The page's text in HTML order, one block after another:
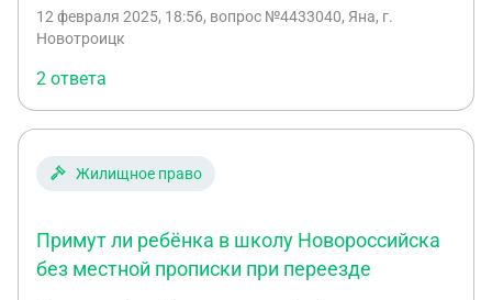
Временную прописку получить трудно, т.к нет
12 февраля 2025, 18:56, вопрос №4433040, Яна, г.
Новотроицк
2 ответа
Жилищное право
Примут ли ребёнка в школу Новороссийска
без местной прописки при переезде